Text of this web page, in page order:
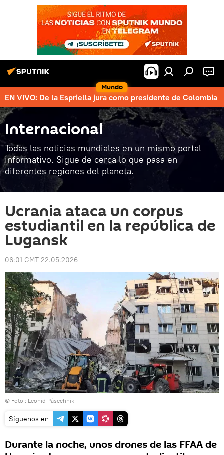
Mundo
EN VIVO: De la Espriella jura como presidente de Colombia
Internacional
Todas las noticias mundiales en un mismo portal
informativo. Sigue de cerca lo que pasa en
diferentes regiones del planeta.
Ucrania ataca un corpus
estudiantil en la república de
Lugansk
06:01 GMT 22.05.2026
© Foto : Leonid Pásechnik
Síguenos en
Durante la noche, unos drones de las FFAA de